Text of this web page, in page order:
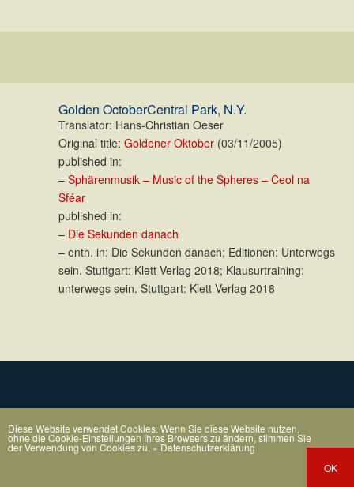
Golden OctoberCentral Park, N.Y.
Translator: Hans-Christian Oeser
Original title: Goldener Oktober(03/11/2005)
published in:
– Sphärenmusik – Music of the Spheres – Ceol na
Sféar
published in:
– Die Sekunden danach
– enth. in: Die Sekunden danach; Editionen: Unterwegs
sein. Stuttgart: Klett Verlag 2018; Klausurtraining:
unterwegs sein. Stuttgart: Klett Verlag 2018
Diese Website verwendet Cookies. Wenn Sie diese Website nutzen,
ohne die Cookie-Einstellungen Ihres Browsers zu ändern, stimmen Sie
der Verwendung von Cookies zu. » Datenschutzerklärung
OK